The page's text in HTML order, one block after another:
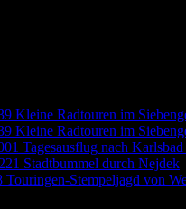
Kleine Radtouren im
Kleine Radtouren im
Tagesausflug nach
Stadtbummel durch Nejdek
Touringen-Stempeljagd von